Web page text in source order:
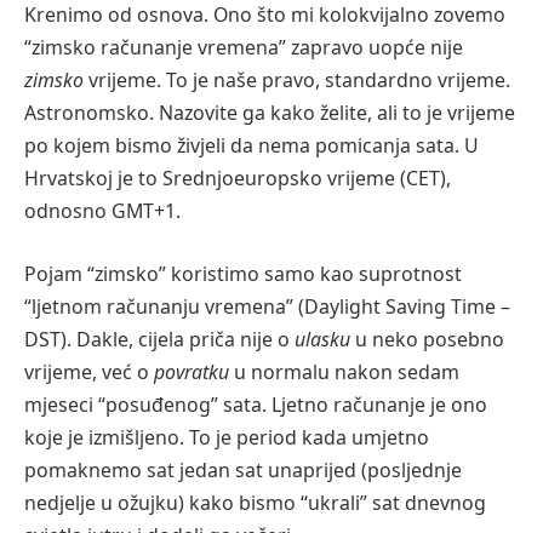
Krenimo od osnova. Ono što mi kolokvijalno zovemo
“zimsko računanje vremena” zapravo uopće nije
zimskovrijeme. To je naše pravo, standardno vrijeme.
Astronomsko. Nazovite ga kako želite, ali to je vrijeme
po kojem bismo živjeli da nema pomicanja sata. U
Hrvatskoj je to Srednjoeuropsko vrijeme (CET),
odnosno GMT+1.
Pojam “zimsko” koristimo samo kao suprotnost
“ljetnom računanju vremena” (Daylight Saving Time –
DST). Dakle, cijela priča nije o ulasku u neko posebno
vrijeme, već o povratku u normalu nakon sedam
mjeseci “posuđenog” sata. Ljetno računanje je ono
koje je izmišljeno. To je period kada umjetno
pomaknemo sat jedan sat unaprijed (posljednje
nedjelje u ožujku) kako bismo “ukrali” sat dnevnog